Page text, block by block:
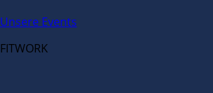
Unsere Events
FITWORK